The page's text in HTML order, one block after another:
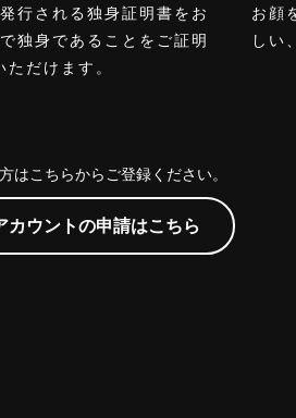
行される独身証明書をお
独身であることをご証明
ただけます。
お顔
しい
はこちらからご登録ください。
カウントの申請はこちら